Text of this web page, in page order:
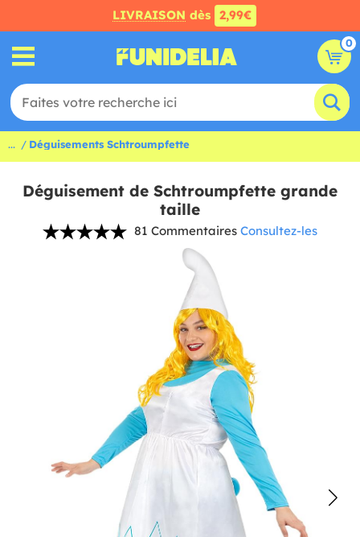
LIVRAISON dès 2,99€
0
... Déguisements Schtroumpfette
Déguisement de Schtroumpfette grande
taille
81 Commentaires Consultez-les